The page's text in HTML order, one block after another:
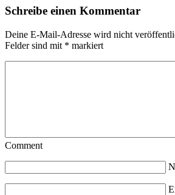
Schreibe einen Kommentar
Deine E-Mail-Adresse wird nicht
Felder sind mit * markiert
Comment